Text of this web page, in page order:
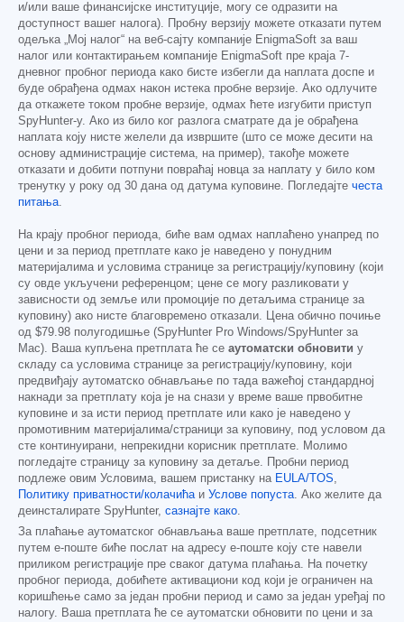
и/или ваше финансијске институције, могу се одразити на
доступност вашег налога). Пробну верзију можете отказати путем
одељка „Мој налог“ на веб-сајту компаније EnigmaSoft за ваш
налог или контактирањем компаније EnigmaSoft пре краја 7-
дневног пробног периода како бисте избегли да наплата доспе и
буде обрађена одмах након истека пробне верзије. Ако одлучите
да откажете током пробне верзије, одмах ћете изгубити приступ
SpyHunter-у. Ако из било ког разлога сматрате да је обрађена
наплата коју нисте желели да извршите (што се може десити на
основу администрације система, на пример), такође можете
отказати и добити потпуни повраћај новца за наплату у било ком
тренутку у року од 30 дана од датума куповине. Погледајте честа
питања.
На крају пробног периода, биће вам одмах наплаћено унапред по
цени и за период претплате како је наведено у понудним
материјалима и условима странице за регистрацију/куповину (који
су овде укључени референцом; цене се могу разликовати у
зависности од земље или промоције по детаљима странице за
куповину) ако нисте благовремено отказали. Цена обично почиње
од $79.98 полугодишње (SpyHunter Pro Windows/SpyHunter за
Mac). Ваша купљена претплата ће се аутоматски обновити у
складу са условима странице за регистрацију/куповину, који
предвиђају аутоматско обнављање по тада важећој стандардној
накнади за претплату која је на снази у време ваше првобитне
куповине и за исти период претплате или како је наведено у
промотивним материјалима/страници за куповину, под условом да
сте континуирани, непрекидни корисник претплате. Молимо
погледајте страницу за куповину за детаље. Пробни период
подлеже овим Условима, вашем пристанку на EULA/TOS,
Политику приватности/колачићаи Услове попуста. Ако желите да
деинсталирате SpyHunter, сазнајте како.
За плаћање аутоматског обнављања ваше претплате, подсетник
путем е-поште биће послат на адресу е-поште коју сте навели
приликом регистрације пре сваког датума плаћања. На почетку
пробног периода, добићете активациони код који је ограничен на
коришћење само за један пробни период и само за један уређај по
налогу. Ваша претплата ће се аутоматски обновити по цени и за